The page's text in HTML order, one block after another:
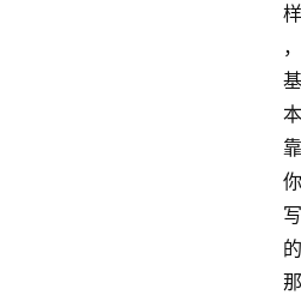
样
，
基
本
靠
你
写
的
那